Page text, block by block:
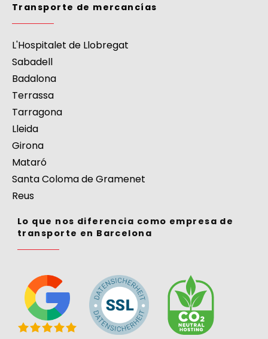
Transporte de mercancías
L'Hospitalet de Llobregat
Sabadell
Badalona
Terrassa
Tarragona
Lleida
Girona
Mataró
Santa Coloma de Gramenet
Reus
Lo que nos diferencia como empresa de
transporte en Barcelona